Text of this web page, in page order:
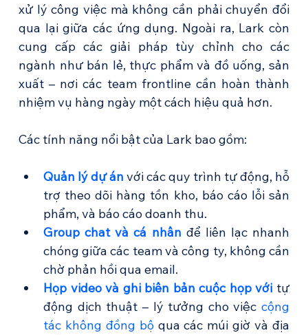
xử lý công việc mà không cần phải chuyển đổi
qua lại giữa các ứng dụng. Ngoài ra, Lark còn
cung cấp các giải pháp tùy chỉnh cho các
ngành như bán lẻ, thực phẩm và đồ uống, sản
xuất – nơi các team frontline cần hoàn thành
nhiệm vụ hàng ngày một cách hiệu quả hơn.
Các tính năng nổi bật của Lark bao gồm:
Quản lý dự án với các quy trình tự động, hỗ
trợ theo dõi hàng tồn kho, báo cáo lỗi sản
phẩm, và báo cáo doanh thu.
Group chat và cá nhân để liên lạc nhanh
chóng giữa các team và công ty, không cần
chờ phản hồi qua email.
Họp video và ghi biên bản cuộc họp với tự
động dịch thuật – lý tưởng cho việc cộng
tác không đồng bộ qua các múi giờ và địa